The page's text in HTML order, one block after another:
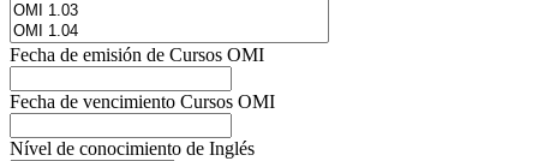
Fecha de emisión de Cursos OMI
Fecha de vencimiento Cursos OMI
Nível de conocimiento de Inglés